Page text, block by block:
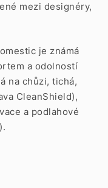
mezi designéry,
je známá
a odolností
na chůzi, tichá,
CleanShield),
a podlahové